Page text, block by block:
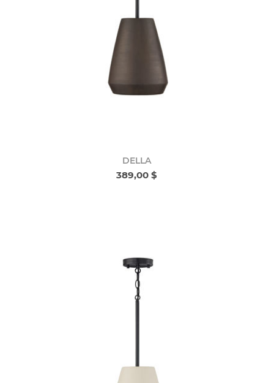
DELLA
389,00 $